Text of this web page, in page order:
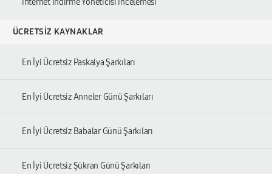
İnternet İndirme Yöneticisi İncelemesi
ÜCRETSIZ KAYNAKLAR
En İyi Ücretsiz Paskalya Şarkıları
En İyi Ücretsiz Anneler Günü Şarkıları
En İyi Ücretsiz Babalar Günü Şarkıları
En İyi Ücretsiz Şükran Günü Şarkıları